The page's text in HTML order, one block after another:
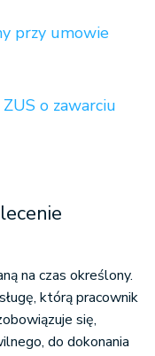
przy umowie
o zawarciu
na czas określony.
którą pracownik
się,
do dokonania